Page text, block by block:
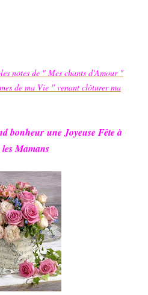
notes de " Mes chants d'Amour "
de ma Vie " venant clôturer ma
bonheur une Joyeuse Fête à
les Mamans